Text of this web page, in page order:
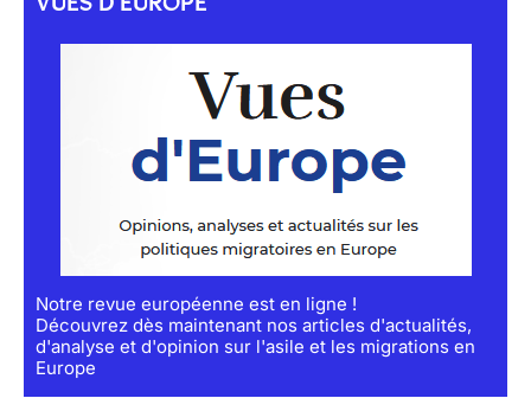
Notre revue européenne est en ligne !
Découvrez dès maintenant nos articles d'actualités,
d'analyse et d'opinion sur l'asile et les migrations en
Europe